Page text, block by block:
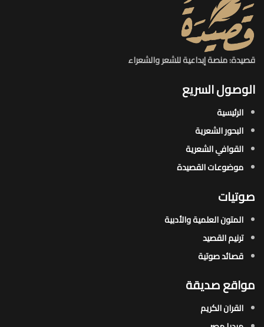
قصيدة: منصة إبداعية للشعر والشعراء
الوصول السريع
الرئيسية
البحور الشعرية​
القوافي الشعرية​
موضوعات القصيدة​
صوتيات
المتون العلمية والأدبية
ترنيم القصيد
قصائد صوتية
مواقع صديقة
القران الكريم